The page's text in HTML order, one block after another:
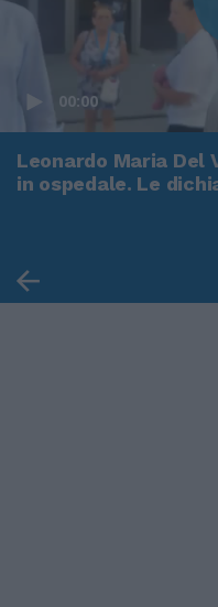
00:00
Leonardo Maria Del
in ospedale. Le